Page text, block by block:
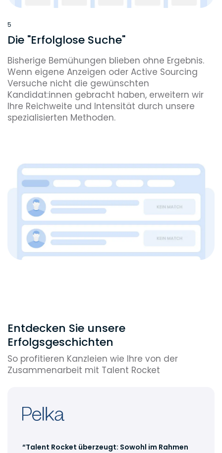
5
Die "Erfolglose Suche"
Bisherige Bemühungen blieben ohne Ergebnis.
Wenn eigene Anzeigen oder Active Sourcing
Versuche nicht die gewünschten
Kandidat:innen gebracht haben, erweitern wir
Ihre Reichweite und Intensität durch unsere
spezialisierten Methoden.
Entdecken Sie unsere
Erfolgsgeschichten
So profitieren Kanzleien wie Ihre von der
Zusammenarbeit mit Talent Rocket
“Talent Rocket überzeugt: Sowohl im Rahmen